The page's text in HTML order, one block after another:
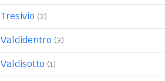
Tresivio (2)
Valdidentro (3)
Valdisotto (1)